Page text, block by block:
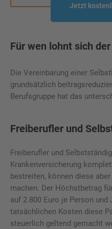
Jetzt
Für wen lohnt sich
Die Vereinbarung einer
grundsätzlich
Berufsgruppe hat das
Freiberufler und
Freiberufler und
Krankenversicherung
bestreiten, können diese
machen. Der Höchstbetrag
auf 2.800 Euro je Person und
tatsächlichen Kosten diese
steuerlich geltend gemacht